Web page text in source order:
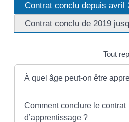
Contrat conclu depuis avril
Contrat conclu de 2019
Tout
À quel âge peut-on être
Comment conclure le contrat
d’apprentissage ?